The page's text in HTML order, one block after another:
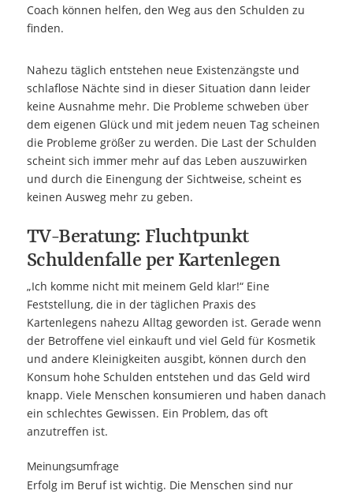
Coach können helfen, den Weg aus den Schulden zu
finden.
Nahezu täglich entstehen neue Existenzängste und
schlaflose Nächte sind in dieser Situation dann leider
keine Ausnahme mehr. Die Probleme schweben über
dem eigenen Glück und mit jedem neuen Tag scheinen
die Probleme größer zu werden. Die Last der Schulden
scheint sich immer mehr auf das Leben auszuwirken
und durch die Einengung der Sichtweise, scheint es
keinen Ausweg mehr zu geben.
TV-Beratung: Fluchtpunkt
Schuldenfalle per Kartenlegen
„Ich komme nicht mit meinem Geld klar!“ Eine
Feststellung, die in der täglichen Praxis des
Kartenlegens nahezu Alltag geworden ist. Gerade wenn
der Betroffene viel einkauft und viel Geld für Kosmetik
und andere Kleinigkeiten ausgibt, können durch den
Konsum hohe Schulden entstehen und das Geld wird
knapp. Viele Menschen konsumieren und haben danach
ein schlechtes Gewissen. Ein Problem, das oft
anzutreffen ist.
Meinungsumfrage
Erfolg im Beruf ist wichtig. Die Menschen sind nur